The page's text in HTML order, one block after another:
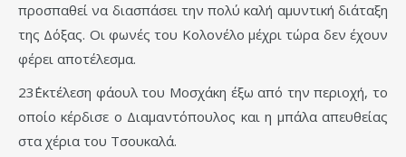
προσπαθεί να διασπάσει την πολύ καλή αμυντική διάταξη
της Δόξας. Οι φωνές του Κολονέλο μέχρι τώρα δεν έχουν
φέρει αποτέλεσμα.
23΄Εκτέλεση φάουλ του Μοσχάκη έξω από την περιοχή, το
οποίο κέρδισε ο Διαμαντόπουλος και η μπάλα απευθείας
στα χέρια του Τσουκαλά.